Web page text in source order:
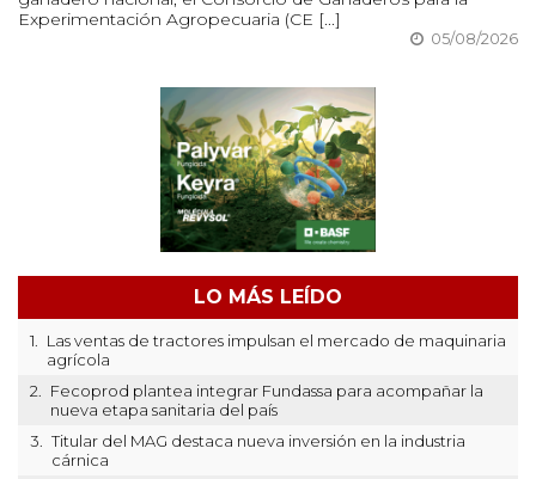
Experimentación Agropecuaria (CE [...]
05/08/2026
LO MÁS LEÍDO
1.
Las ventas de tractores impulsan el mercado de maquinaria
agrícola
2.
Fecoprod plantea integrar Fundassa para acompañar la
nueva etapa sanitaria del país
3.
Titular del MAG destaca nueva inversión en la industria
cárnica